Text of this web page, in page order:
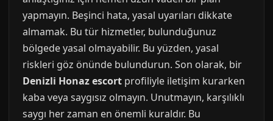
yapmayın. Beşinci hata, yasal uyarıları dikkate
almamak. Bu tür hizmetler, bulunduğunuz
bölgede yasal olmayabilir. Bu yüzden, yasal
riskleri göz önünde bulundurun. Son olarak, bir
Denizli Honaz escort profiliyle iletişim kurarken
kaba veya saygısız olmayın. Unutmayın, karşılıklı
saygı her zaman en önemli kuraldır. Bu